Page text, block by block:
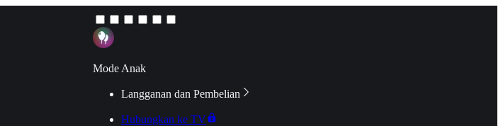
Mode Anak
Langganan dan Pembelian
Hubungkan ke TV